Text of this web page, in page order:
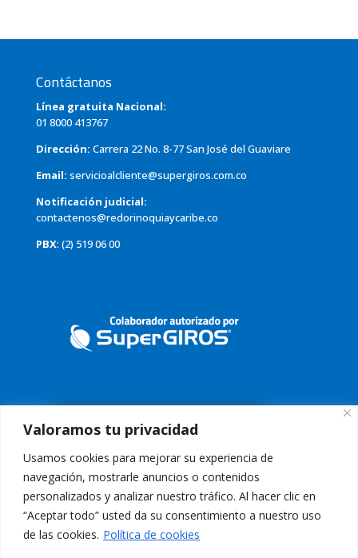
Valoramos tu privacidad
Usamos cookies para mejorar su experiencia de
navegación, mostrarle anuncios o contenidos
personalizados y analizar nuestro tráfico. Al hacer clic en
“Aceptar todo” usted da su consentimiento a nuestro uso
de las cookies. Política de cookies
Contáctanos
Línea gratuita Nacional:
01 8000 413767
Dirección: Carrera 22 No. 8-77 San José del Guaviare
Email: servicioalcliente@supergiros.com.co
Notificación judicial:
contactenos@redorinoquiaycaribe.co
PBX: (2) 519 06 00
Conoce nuestra Política de Tratamiento de DatosAquí
El uso de esta página web y sus servicios, es indicación